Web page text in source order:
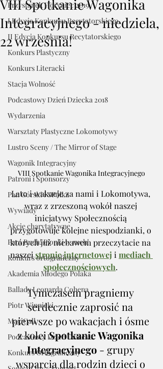
Przystanek Horyniec 2019
I Edycja Konkursu Recytatorskiego
II Edycja Konkursu Recytatorskiego
Konkurs Plastyczny
Konkurs Literacki
Stacja Wolność
Podcastowy Dzień Dziecka 2018
Wydarzenia
Warsztaty Plastyczne Lokomotywy
Lustro Sceny / The Mirror of Stage
Wagonik Integracyjny
Patroni i Sponsorzy
Pan Górski i SPółka
Wywiady
Akcje charytatywne
Para Buch! Pionki w ruch!
Konkurs ortograficzny
Akademia Młodego Polaka
Ballady Leonarda Cohena
Piotr Winnicki
MagiCall
Podcastowy Dzień Dziecka
Konkurs Ortograficzny
VIII Spotkanie Wagonika
Integracyjnego - niedziela,
22 września!
VIII Spotkanie Wagonika Integracyjnego
Lato i wakacje za nami i Lokomotywa,
wraz z zrzeszoną wokół naszej
inicjatywy Społecznością
przygotowuje kolejne niespodzianki, o
których już niebawem przeczytacie na
naszej stronie internetowej i mediach
społecznościowych.
Tymczasem pragniemy
serdecznie zaprosić na
pierwsze po wakacjach i ósme
z kolei Spotkanie Wagonika
Integracyjnego - grupy
wsparcia dla rodzin dzieci o